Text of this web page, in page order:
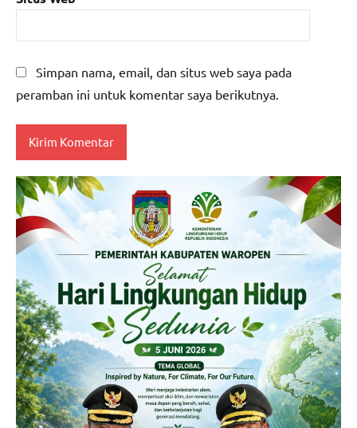
Simpan nama, email, dan situs web saya pada
peramban ini untuk komentar saya berikutnya.